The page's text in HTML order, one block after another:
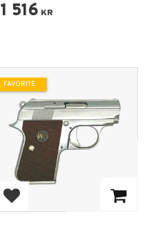
1 516 KR
Add to favorites
FAVORITE